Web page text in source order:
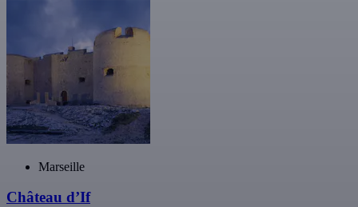
Marseille
Château d’If